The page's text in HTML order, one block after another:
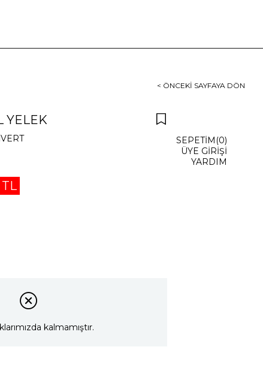
SEPETIM 0
ÜYE GIRIŞI
YARDIM
< ÖNCEKI SAYFAYA DÖN
YELEK
kalmamıştır.